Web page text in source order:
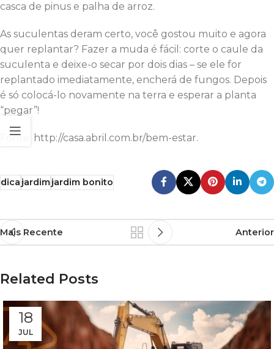
casca de pinus e palha de arroz.
As suculentas deram certo, você gostou muito e agora
quer replantar? Fazer a muda é fácil: corte o caule da
suculenta e deixe-o secar por dois dias – se ele for
replantado imediatamente, encherá de fungos. Depois
é só colocá-lo novamente na terra e esperar a planta
“pegar”!
Fonte: http://casa.abril.com.br/bem-estar.
dicajardimjardim bonito
Mais Recente Anterior
Related Posts
18
JUL